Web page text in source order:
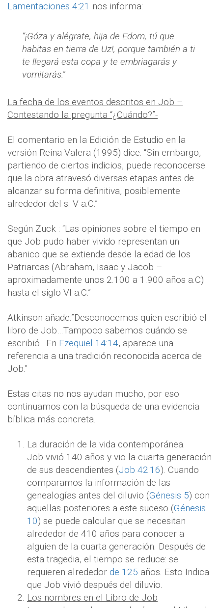
Lamentaciones 4:21 nos informa:
“¡Góza y alégrate, hija de Edom, tú que
habitas en tierra de Uz!, porque también a ti
te llegará esta copa y te embriagarás y
vomitarás.”
La fecha de los eventos descritos en Job –
Contestando la pregunta “¿Cuándo?”-
El comentario en la Edición de Estudio en la
versión Reina-Valera (1995) dice: “Sin embargo,
partiendo de ciertos indicios, puede reconocerse
que la obra atravesó diversas etapas antes de
alcanzar su forma definitiva, posiblemente
alrededor del s. V a.C.”
Según Zuck : “Las opiniones sobre el tiempo en
que Job pudo haber vivido representan un
abanico que se extiende desde la edad de los
Patriarcas (Abraham, Isaac y Jacob –
aproximadamente unos 2.100 a 1.900 años a.C)
hasta el siglo VI a.C.”
Atkinson añade:”Desconocemos quien escribió el
libro de Job…Tampoco sabemos cuándo se
escribió…En Ezequiel 14:14, aparece una
referencia a una tradición reconocida acerca de
Job.”
Estas citas no nos ayudan mucho, por eso
continuamos con la búsqueda de una evidencia
bíblica más concreta.
La duración de la vida contemporánea.
Job vivió 140 años y vio la cuarta generación
de sus descendientes (Job 42:16). Cuando
comparamos la información de las
genealogías antes del diluvio (Génesis 5) con
aquellas posteriores a este suceso (Génesis
10) se puede calcular que se necesitan
alrededor de 410 años para conocer a
alguien de la cuarta generación. Después de
esta tragedia, el tiempo se reduce: se
requieren alrededor de 125 años. Esto Indica
que Job vivió después del diluvio.
Los nombres en el Libro de Job